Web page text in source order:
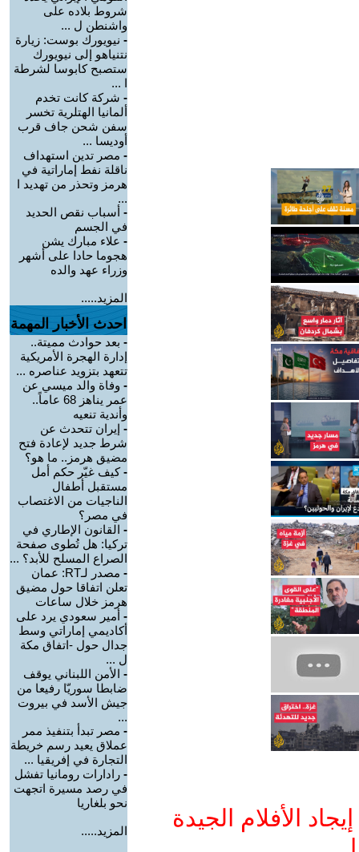
الأفلام الجيدة
شروط بلاده على
واشنطن ل ...
- نيويورك بوست: زيارة
نتنياهو إلى نيويورك
ستصبح كابوسا لشرطة
ا ...
- شركة كانت تخدم
ألمانيا الهتلرية تخسر
سفن شحن جاف قرب
أوديسا ...
- مصر تدين استهداف
ناقلة نفط إماراتية في
هرمز وتحذر من تهديد ا
...
- أسباب نقص الحديد
في الجسم
- علاء مبارك يشن
هجوما حادا على أشهر
وزراء عهد والده
المزيد.....
احدث الأخبار المهمة
- بعد حوادث مميتة..
إدارة الهجرة الأمريكية
تتعهد بتزويد عناصره ...
- وفاة والد ميسي عن
عمر يناهز 68 عاماً..
وأندية تنعيه
- إيران تتحدث عن
شرط جديد لإعادة فتح
مضيق هرمز.. ما هو؟
-كيف غيّر حكم أمل
مستقبل أطفال
الناجيات من الاغتصاب
في مصر؟
- القانون الإطاري في
تركيا: هل تُطوى صفحة
الصراع المسلح للأبد؟ ...
-
مصدر لـRT: عمان
تعلن اتفاقا حول مضيق
هرمز خلال ساعات
- أمير سعودي يرد على
أكاديمي إماراتي وسط
جدال حول -اتفاق مكة
ل ...
- الأمن اللبناني يوقف
ضابطا سوريّا رفيعا من
جيش الأسد في بيروت
...
- مصر تبدأ بتنفيذ ممر
عملاق يعيد رسم خريطة
التجارة في إفريقيا ...
- رادارات رومانيا تفشل
في رصد مسيرة اتجهت
نحو بلغاريا
المزيد.....